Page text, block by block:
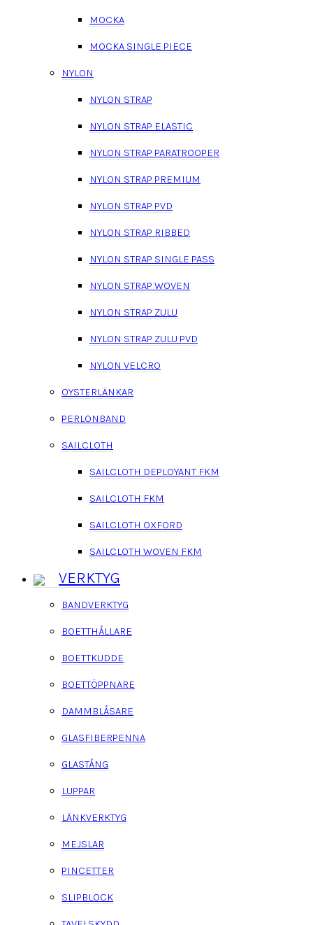
MOCKA
MOCKA SINGLE PIECE
NYLON
NYLON STRAP
NYLON STRAP ELASTIC
NYLON STRAP PARATROOPER
NYLON STRAP PREMIUM
NYLON STRAP PVD
NYLON STRAP RIBBED
NYLON STRAP SINGLE PASS
NYLON STRAP WOVEN
NYLON STRAP ZULU
NYLON STRAP ZULU PVD
NYLON VELCRO
OYSTERLÄNKAR
PERLONBAND
SAILCLOTH
SAILCLOTH DEPLOYANT FKM
SAILCLOTH FKM
SAILCLOTH OXFORD
SAILCLOTH WOVEN FKM
VERKTYG
BANDVERKTYG
BOETTHÅLLARE
BOETTKUDDE
BOETTÖPPNARE
DAMMBLÅSARE
GLASFIBERPENNA
GLASTÅNG
LUPPAR
LÄNKVERKTYG
MEJSLAR
PINCETTER
SLIPBLOCK